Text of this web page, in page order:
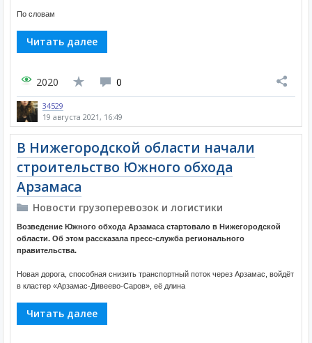
По словам
Читать далее
2020 0
34529
19 августа 2021, 16:49
В Нижегородской области начали
строительство Южного обхода
Арзамаса
Новости грузоперевозок и логистики
Возведение Южного обхода Арзамаса стартовало в Нижегородской
области. Об этом рассказала пресс-служба регионального
правительства.
Новая дорога, способная снизить транспортный поток через Арзамас, войдёт
в кластер «Арзамас-Дивеево-Саров», её длина
Читать далее